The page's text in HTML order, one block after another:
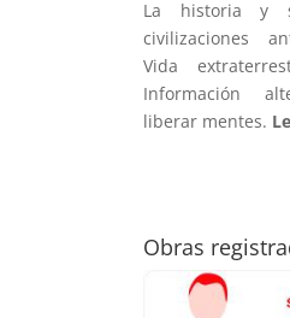
La historia y
civilizaciones
Vida
Información
liberar mentes.
Obras